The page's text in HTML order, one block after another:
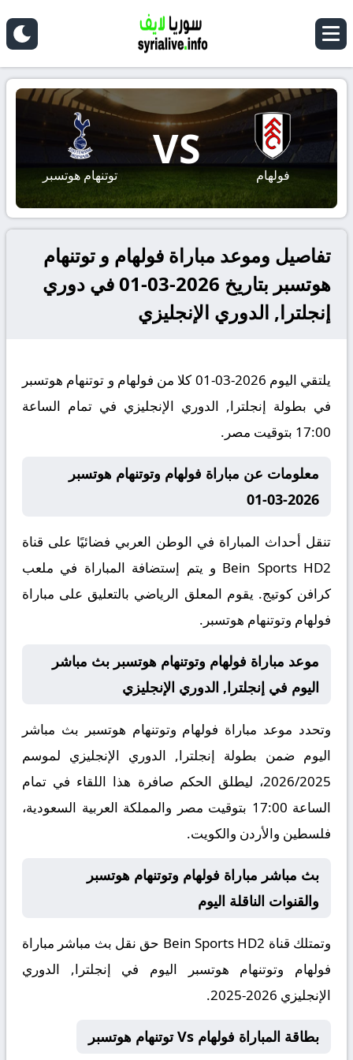
فولهام
VS
توتنهام هوتسبر
تفاصيل وموعد مباراة فولهام و توتنهام
هوتسبر بتاريخ 2026-03-01 في دوري
إنجلترا, الدوري الإنجليزي
يلتقي اليوم 2026-03-01 كلا من فولهام و توتنهام هوتسبر
في بطولة إنجلترا, الدوري الإنجليزي في تمام الساعة
17:00 بتوقيت مصر.
معلومات عن مباراة فولهام وتوتنهام هوتسبر
2026-03-01
تنقل أحداث المباراة في الوطن العربي فضائيًا على قناة
Bein Sports HD2 و يتم إستضافة المباراة في ملعب
كرافن كوتيج. يقوم المعلق الرياضي بالتعليق على مباراة
فولهام وتوتنهام هوتسبر.
موعد مباراة فولهام وتوتنهام هوتسبر بث مباشر
اليوم في إنجلترا, الدوري الإنجليزي
وتحدد موعد مباراة فولهام وتوتنهام هوتسبر بث مباشر
اليوم ضمن بطولة إنجلترا, الدوري الإنجليزي لموسم
2026/2025، ليطلق الحكم صافرة هذا اللقاء في تمام
الساعة 17:00 بتوقيت مصر والمملكة العربية السعودية،
فلسطين والأردن والكويت.
بث مباشر مباراة فولهام وتوتنهام هوتسبر
والقنوات الناقلة اليوم
وتمتلك قناة Bein Sports HD2 حق نقل بث مباشر مباراة
فولهام وتوتنهام هوتسبر اليوم في إنجلترا, الدوري
الإنجليزي 2026-2025.
بطاقة المباراة فولهام Vs توتنهام هوتسبر